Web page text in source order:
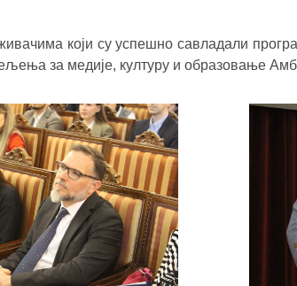
који су успешно савладали
за медије, културу и образовање